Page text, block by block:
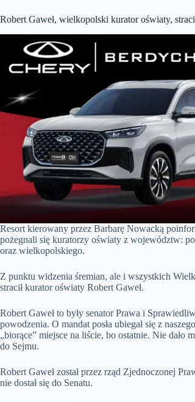
Robert Gaweł, wielkopolski kurator oświaty,
Resort kierowany przez Barbarę Nowacką
pożegnali się kuratorzy oświaty z województw:
oraz wielkopolskiego.
Z punktu widzenia śremian, ale i wszystkich
stracił kurator oświaty Robert Gaweł.
Robert Gaweł to były senator Prawa i
powodzenia. O mandat posła ubiegał się z
„biorące” miejsce na liście, bo ostatnie. Nie
do Sejmu.
Robert Gaweł został przez rząd Zjednoczonej
nie dostał się do Senatu.